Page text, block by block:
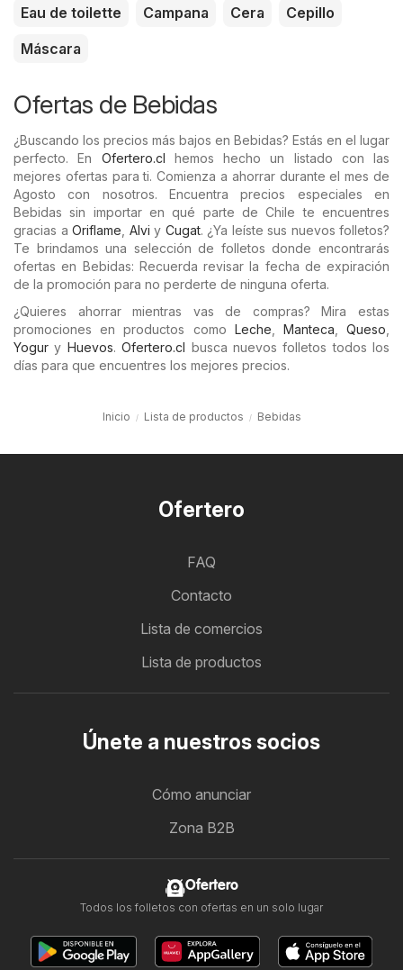
Eau de toilette
Campana Cera
Cepillo
Máscara
Ofertas de Bebidas
¿Buscando los precios más bajos en Bebidas? Estás en el lugar
perfecto. En Ofertero.cl hemos hecho un listado con las
mejores ofertas para ti. Comienza a ahorrar durante el mes de
Agosto con nosotros. Encuentra precios especiales en
Bebidas sin importar en qué parte de Chile te encuentres
gracias a Oriflame Alvi y Cugat. ¿Ya leíste sus nuevos folletos?
Te brindamos una selección de folletos donde encontrarás
ofertas en Bebidas: Recuerda revisar la fecha de expiración
de la promoción para no perderte de ninguna oferta.
¿Quieres ahorrar mientras vas de compras? Mira estas
promociones en productos como Leche Manteca ,Queso
Yogur y Huevos.Ofertero.cl busca nuevos folletos todos los
días para que encuentres los mejores precios.
Inicio Lista de productos Bebidas
Ofertero
FAQ
Contacto
Lista de comercios
Lista de productos
Únete a nuestros socios
Cómo anunciar
Zona B2B
Ofertero
Todos los folletos con ofertas en un solo lugar